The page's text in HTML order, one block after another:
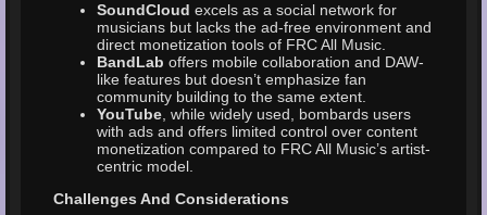
SoundCloud excels as a social network for
musicians but lacks the ad-free environment and
direct monetization tools of FRC All Music.
BandLab offers mobile collaboration and DAW-
like features but doesn’t emphasize fan
community building to the same extent.
YouTube, while widely used, bombards users
with ads and offers limited control over content
monetization compared to FRC All Music’s artist-
centric model.
Challenges And Considerations